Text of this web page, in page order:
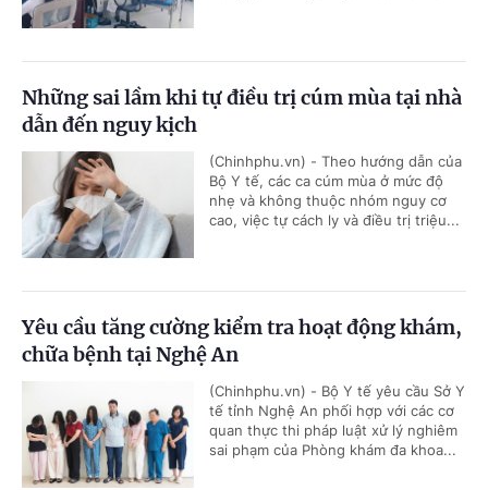
Những sai lầm khi tự điều trị cúm mùa tại nhà
dẫn đến nguy kịch
(Chinhphu.vn) - Theo hướng dẫn của
Bộ Y tế, các ca cúm mùa ở mức độ
nhẹ và không thuộc nhóm nguy cơ
cao, việc tự cách ly và điều trị triệu...
Yêu cầu tăng cường kiểm tra hoạt động khám,
chữa bệnh tại Nghệ An
(Chinhphu.vn) - Bộ Y tế yêu cầu Sở Y
tế tỉnh Nghệ An phối hợp với các cơ
quan thực thi pháp luật xử lý nghiêm
sai phạm của Phòng khám đa khoa...